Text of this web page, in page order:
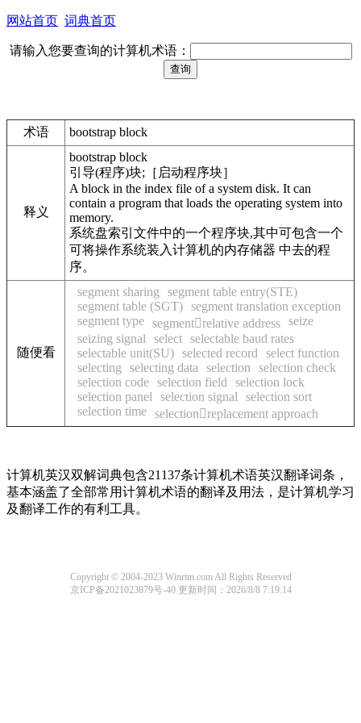
网站首页 词典首页
请输入您要查询的计算机术语：
术语 bootstrap block
释义
bootstrap block
引导(程序)块;［启动程序块］
A block in the index file of a system disk. It can
contain a program that loads the operating system into
memory.
系统盘索引文件中的一个程序块,其中可包含一个
可将操作系统装入计算机的内存储器 中去的程
序。
随便看
segment sharing
segment table entry(STE)
segment table (SGT) segment translation exception
segment type segmentrelative address seize
seizing signal
select selectable baud rates
selectable unit(SU) selected record
select function
selecting
selecting data selection
selection check
selection code selection field
selection lock
selection panel
selection signal
selection sort
selection time selectionreplacement approach
计算机英汉双解词典包含21137条计算机术语英汉翻译词条，
基本涵盖了全部常用计算机术语的翻译及用法，是计算机学习
及翻译工作的有利工具。
Copyright © 2004-2023 Winrtm.com All Rights Reserved
京ICP备2021023879号-40 更新时间：2026/8/8 7:19:14